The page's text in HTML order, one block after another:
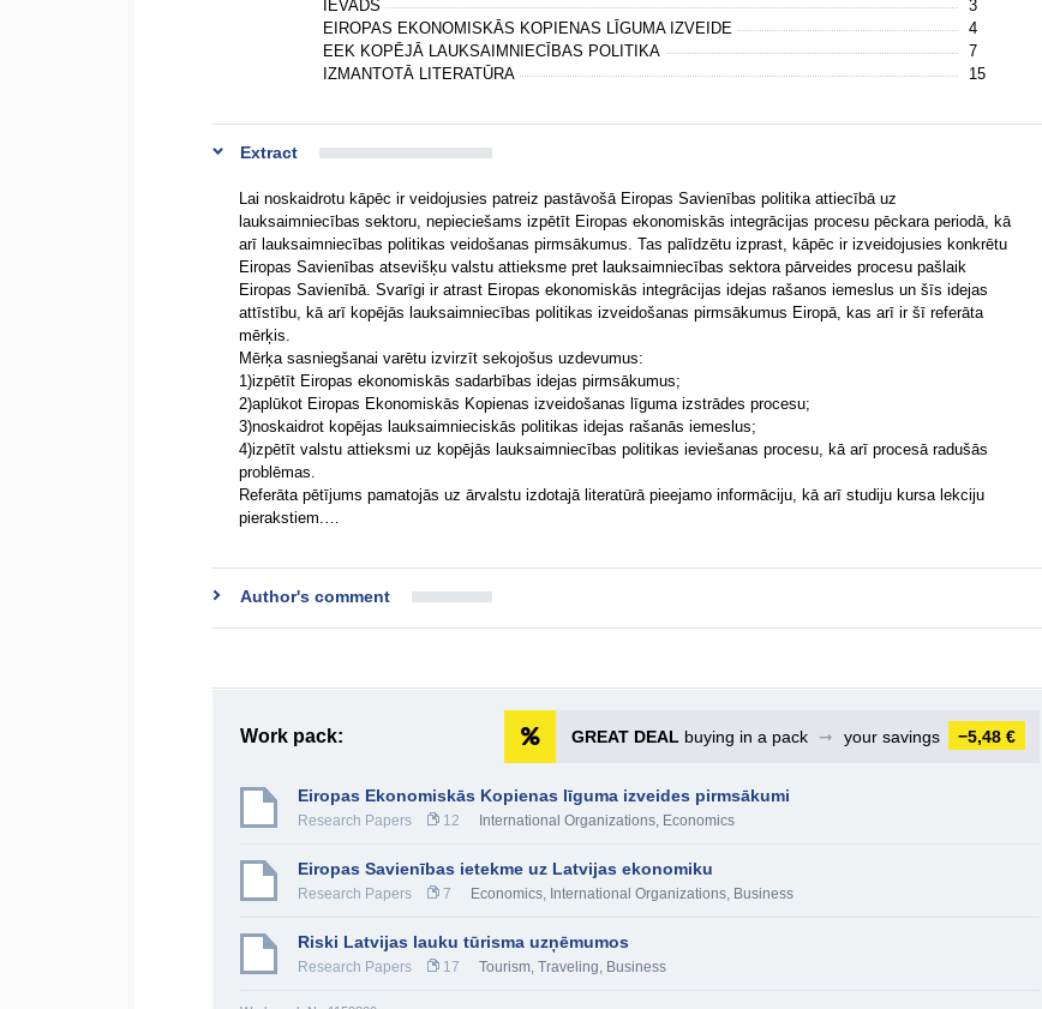
IEVADS
3
EIROPAS EKONOMISKĀS KOPIENAS LĪGUMA IZVEIDE
4
EEK KOPĒJĀ LAUKSAIMNIECĪBAS POLITIKA
7
IZMANTOTĀ LITERATŪRA
15
Extract
Lai noskaidrotu kāpēc ir veidojusies patreiz pastāvošā Eiropas Savienības politika attiecībā uz
lauksaimniecības sektoru, nepieciešams izpētīt Eiropas ekonomiskās integrācijas procesu pēckara periodā, kā
arī lauksaimniecības politikas veidošanas pirmsākumus. Tas palīdzētu izprast, kāpēc ir izveidojusies konkrētu
Eiropas Savienības atsevišķu valstu attieksme pret lauksaimniecības sektora pārveides procesu pašlaik
Eiropas Savienībā. Svarīgi ir atrast Eiropas ekonomiskās integrācijas idejas rašanos iemeslus un šīs idejas
attīstību, kā arī kopējās lauksaimniecības politikas izveidošanas pirmsākumus Eiropā, kas arī ir šī referāta
mērķis.
Mērķa sasniegšanai varētu izvirzīt sekojošus uzdevumus:
1)izpētīt Eiropas ekonomiskās sadarbības idejas pirmsākumus;
2)aplūkot Eiropas Ekonomiskās Kopienas izveidošanas līguma izstrādes procesu;
3)noskaidrot kopējas lauksaimnieciskās politikas idejas rašanās iemeslus;
4)izpētīt valstu attieksmi uz kopējās lauksaimniecības politikas ieviešanas procesu, kā arī procesā radušās
problēmas.
Referāta pētījums pamatojās uz ārvalstu izdotajā literatūrā pieejamo informāciju, kā arī studiju kursa lekciju
pierakstiem.…
Author's comment
Work pack: GREAT DEAL buying in a pack ➞ your savings −5,48 €
Eiropas Ekonomiskās Kopienas līguma izveides pirmsākumi
Research Papers 12 International Organizations, Economics
Eiropas Savienības ietekme uz Latvijas ekonomiku
Research Papers 7 Economics, International Organizations, Business
Riski Latvijas lauku tūrisma uzņēmumos
Research Papers 17 Tourism, Traveling, Business